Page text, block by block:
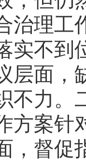
治理工
实不到
层面，
不力。
方案针
，督促